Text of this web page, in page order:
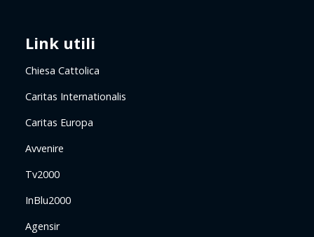
Link utili
Chiesa Cattolica
Caritas Internationalis
Caritas Europa
Avvenire
Tv2000
InBlu2000
Agensir